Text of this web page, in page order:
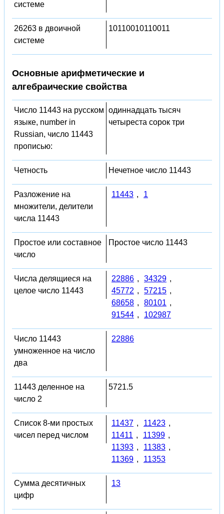
системе
26263 в двоичной
системе
10110010110011
Основные арифметические и
алгебраические свойства
Число 11443 на русском
языке, number in
Russian, число 11443
прописью:
одиннадцать тысяч
четыреста сорок три
Четность Нечетное число 11443
Разложение на
множители, делители
числа 11443
11443 , 1
Простое или составное
число
Простое число 11443
Числа делящиеся на
целое число 11443
22886 , 34329 ,
45772 , 57215 ,
68658 , 80101 ,
91544 , 102987
Число 11443
умноженное на число
два
22886
11443 деленное на
число 2
5721.5
Список 8-ми простых
чисел перед числом
11437 , 11423 ,
11411 , 11399 ,
11393 , 11383 ,
11369 , 11353
Сумма десятичных
цифр
13